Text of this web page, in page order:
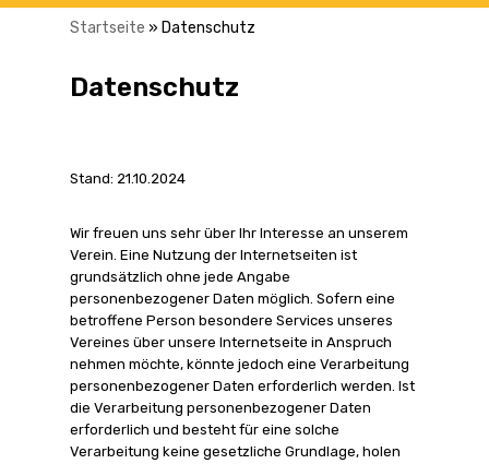
Startseite » Datenschutz
Datenschutz
Stand: 21.10.2024
Wir freuen uns sehr über Ihr Interesse an unserem
Verein. Eine Nutzung der Internetseiten ist
grundsätzlich ohne jede Angabe
personenbezogener Daten möglich. Sofern eine
betroffene Person besondere Services unseres
Vereines über unsere Internetseite in Anspruch
nehmen möchte, könnte jedoch eine Verarbeitung
personenbezogener Daten erforderlich werden. Ist
die Verarbeitung personenbezogener Daten
erforderlich und besteht für eine solche
Verarbeitung keine gesetzliche Grundlage, holen